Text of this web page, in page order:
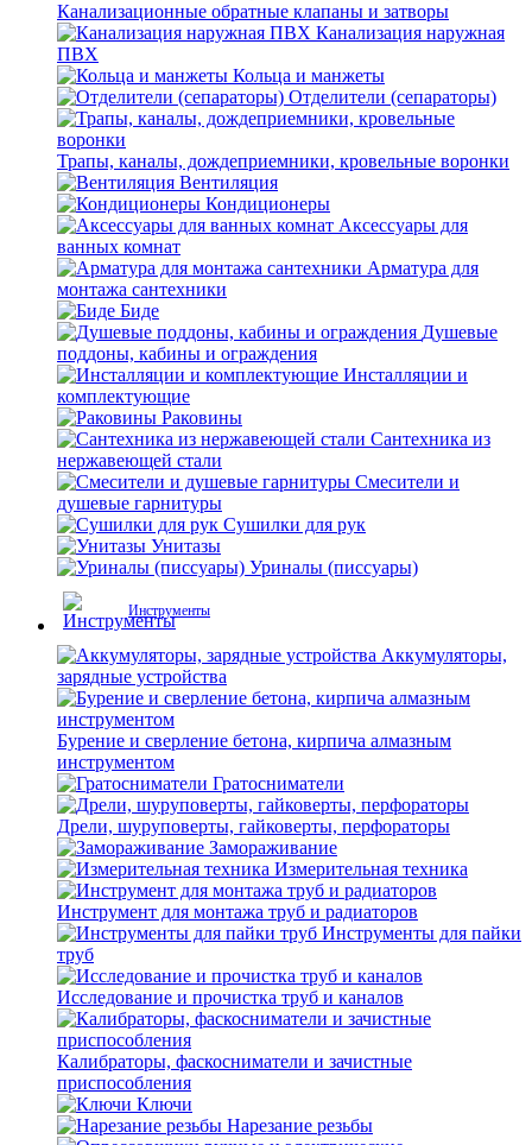
Канализационные обратные клапаны и затворы
Канализация наружная
ПВХ
Кольца и манжеты
Отделители (сепараторы)
Трапы, каналы, дождеприемники, кровельные воронки
Вентиляция
Кондиционеры
Аксессуары для
ванных комнат
Арматура для
монтажа сантехники
Биде
Душевые
поддоны, кабины и ограждения
Инсталляции и
комплектующие
Раковины
Сантехника из
нержавеющей стали
Смесители и
душевые гарнитуры
Сушилки для рук
Унитазы
Уриналы (писсуары)
Инструменты
Аккумуляторы,
зарядные устройства
Бурение и сверление бетона, кирпича алмазным
инструментом
Гратосниматели
Дрели, шуруповерты, гайковерты, перфораторы
Замораживание
Измерительная техника
Инструмент для монтажа труб и радиаторов
Инструменты для пайки
труб
Исследование и прочистка труб и каналов
Калибраторы, фаскосниматели и зачистные
приспособления
Ключи
Нарезание резьбы